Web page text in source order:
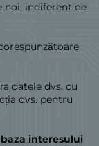
noi, indiferent de
datele dvs. cu
dvs. pentru
interesului